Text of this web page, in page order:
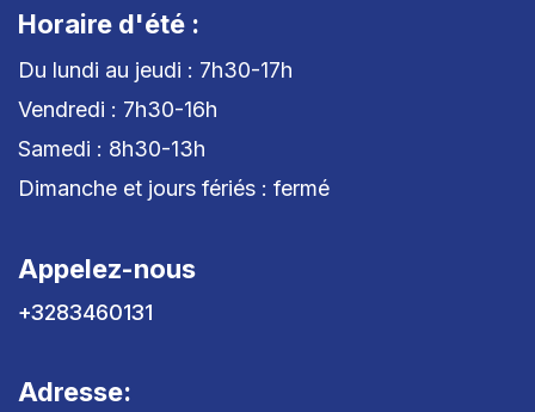
Horaire d'été :
Du lundi au jeudi : 7h30-17h
Vendredi : 7h30-16h
Samedi : 8h30-13h
Dimanche et jours fériés : fermé
Appelez-nous
+3283460131
Adresse: